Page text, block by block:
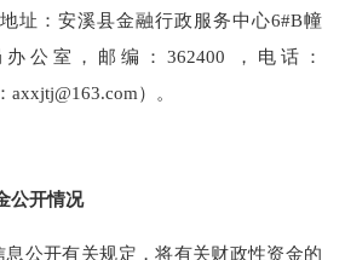
址： 安溪县金融行政服务中心6#B幢
办公室 ，邮编：362400
，电话：
axxjtj@163.com）。
公开情况
息公开有关规定，将有关财政性资金的